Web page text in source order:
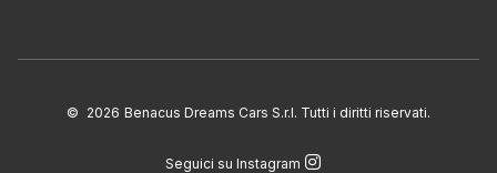
© 2026 Benacus Dreams Cars S.r.l. Tutti i diritti riservati.
Seguici su Instagram